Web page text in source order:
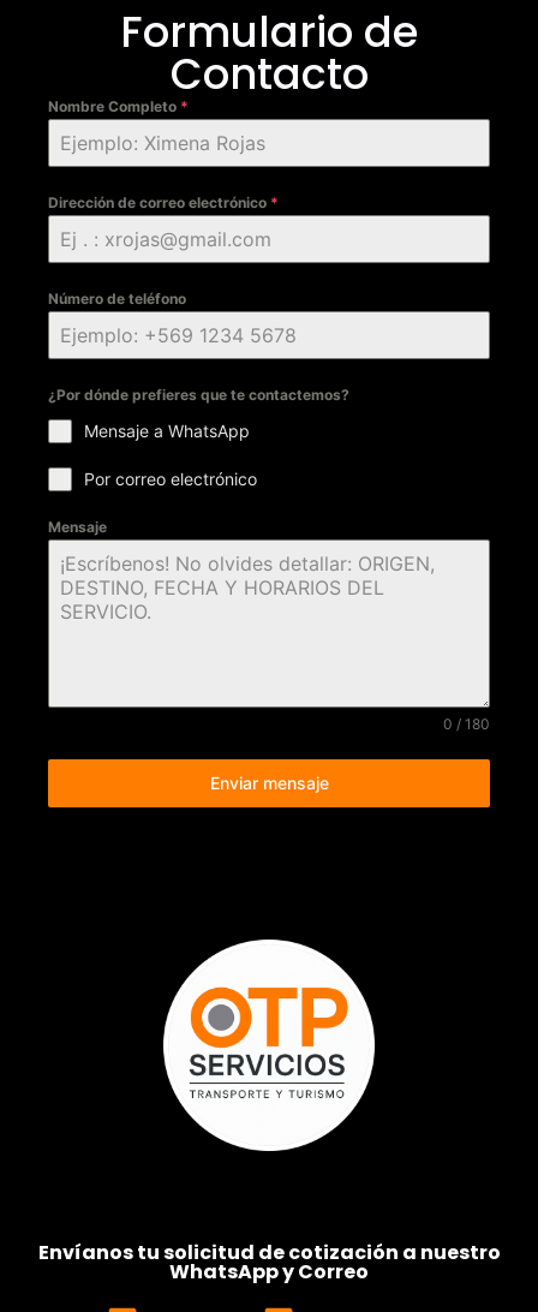
Formulario de
Contacto
Nombre Completo *
Dirección de correo electrónico *
Número de teléfono
¿Por dónde prefieres que te contactemos?
Mensaje a WhatsApp
Por correo electrónico
Mensaje
0 / 180
Enviar mensaje
Envíanos tu solicitud de cotización a nuestro
WhatsApp y Correo